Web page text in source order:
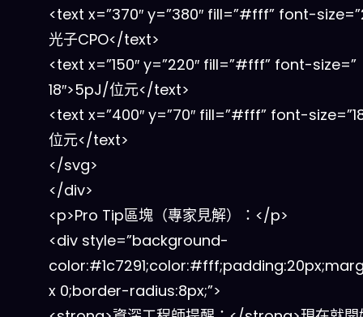
<text x=”370″ y=”380″ fill=”#fff” font-
光子CPO</text>
<text x=”150″ y=”220″ fill=”#fff” font-size=”
18″>5pJ/位元</text>
<text x=”400″ y=”70″ fill=”#fff” font-
位元</text>
</svg>
</div>
<p>Pro Tip區塊（專家見解）：</p>
<div style=”background-
x 0;border-radius:8px;”>